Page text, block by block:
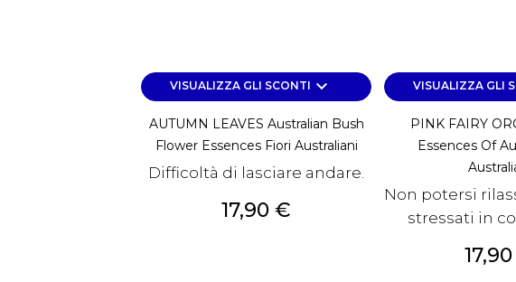
VISUALIZZA GLI SCONTI keyboard_arrow_down
AUTUMN LEAVES Australian Bush
Flower Essences Fiori Australiani
Difficoltà di lasciare andare.
Prezzo
17,90 €
VISUALIZZA GLI
PINK FAIRY
Essences Of
Non potersi
stressati in